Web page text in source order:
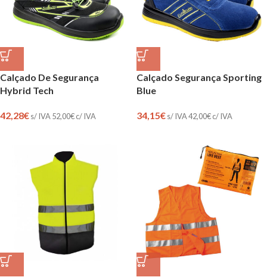
Calçado De Segurança
Hybrid Tech
42,28€s/ IVA 52,00€c/ IVA
Calçado Segurança Sporting
Blue
34,15€s/ IVA42,00€c/ IVA